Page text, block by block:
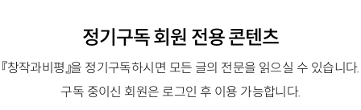
정기구독 회원 전용 콘텐츠
『창작과비평』을 정기구독하시면 모든 글의 전문을 읽으실 수 있습니다.
구독 중이신 회원은 로그인 후 이용 가능합니다.